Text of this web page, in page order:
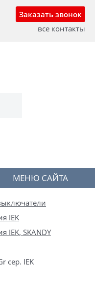
Заказать звонок
все контакты
МЕНЮ САЙТА
IEK
IEK, SKANDY
сер. IEK